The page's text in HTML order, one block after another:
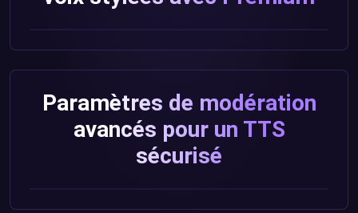
Paramètres de modération
avancés pour un TTS
sécurisé